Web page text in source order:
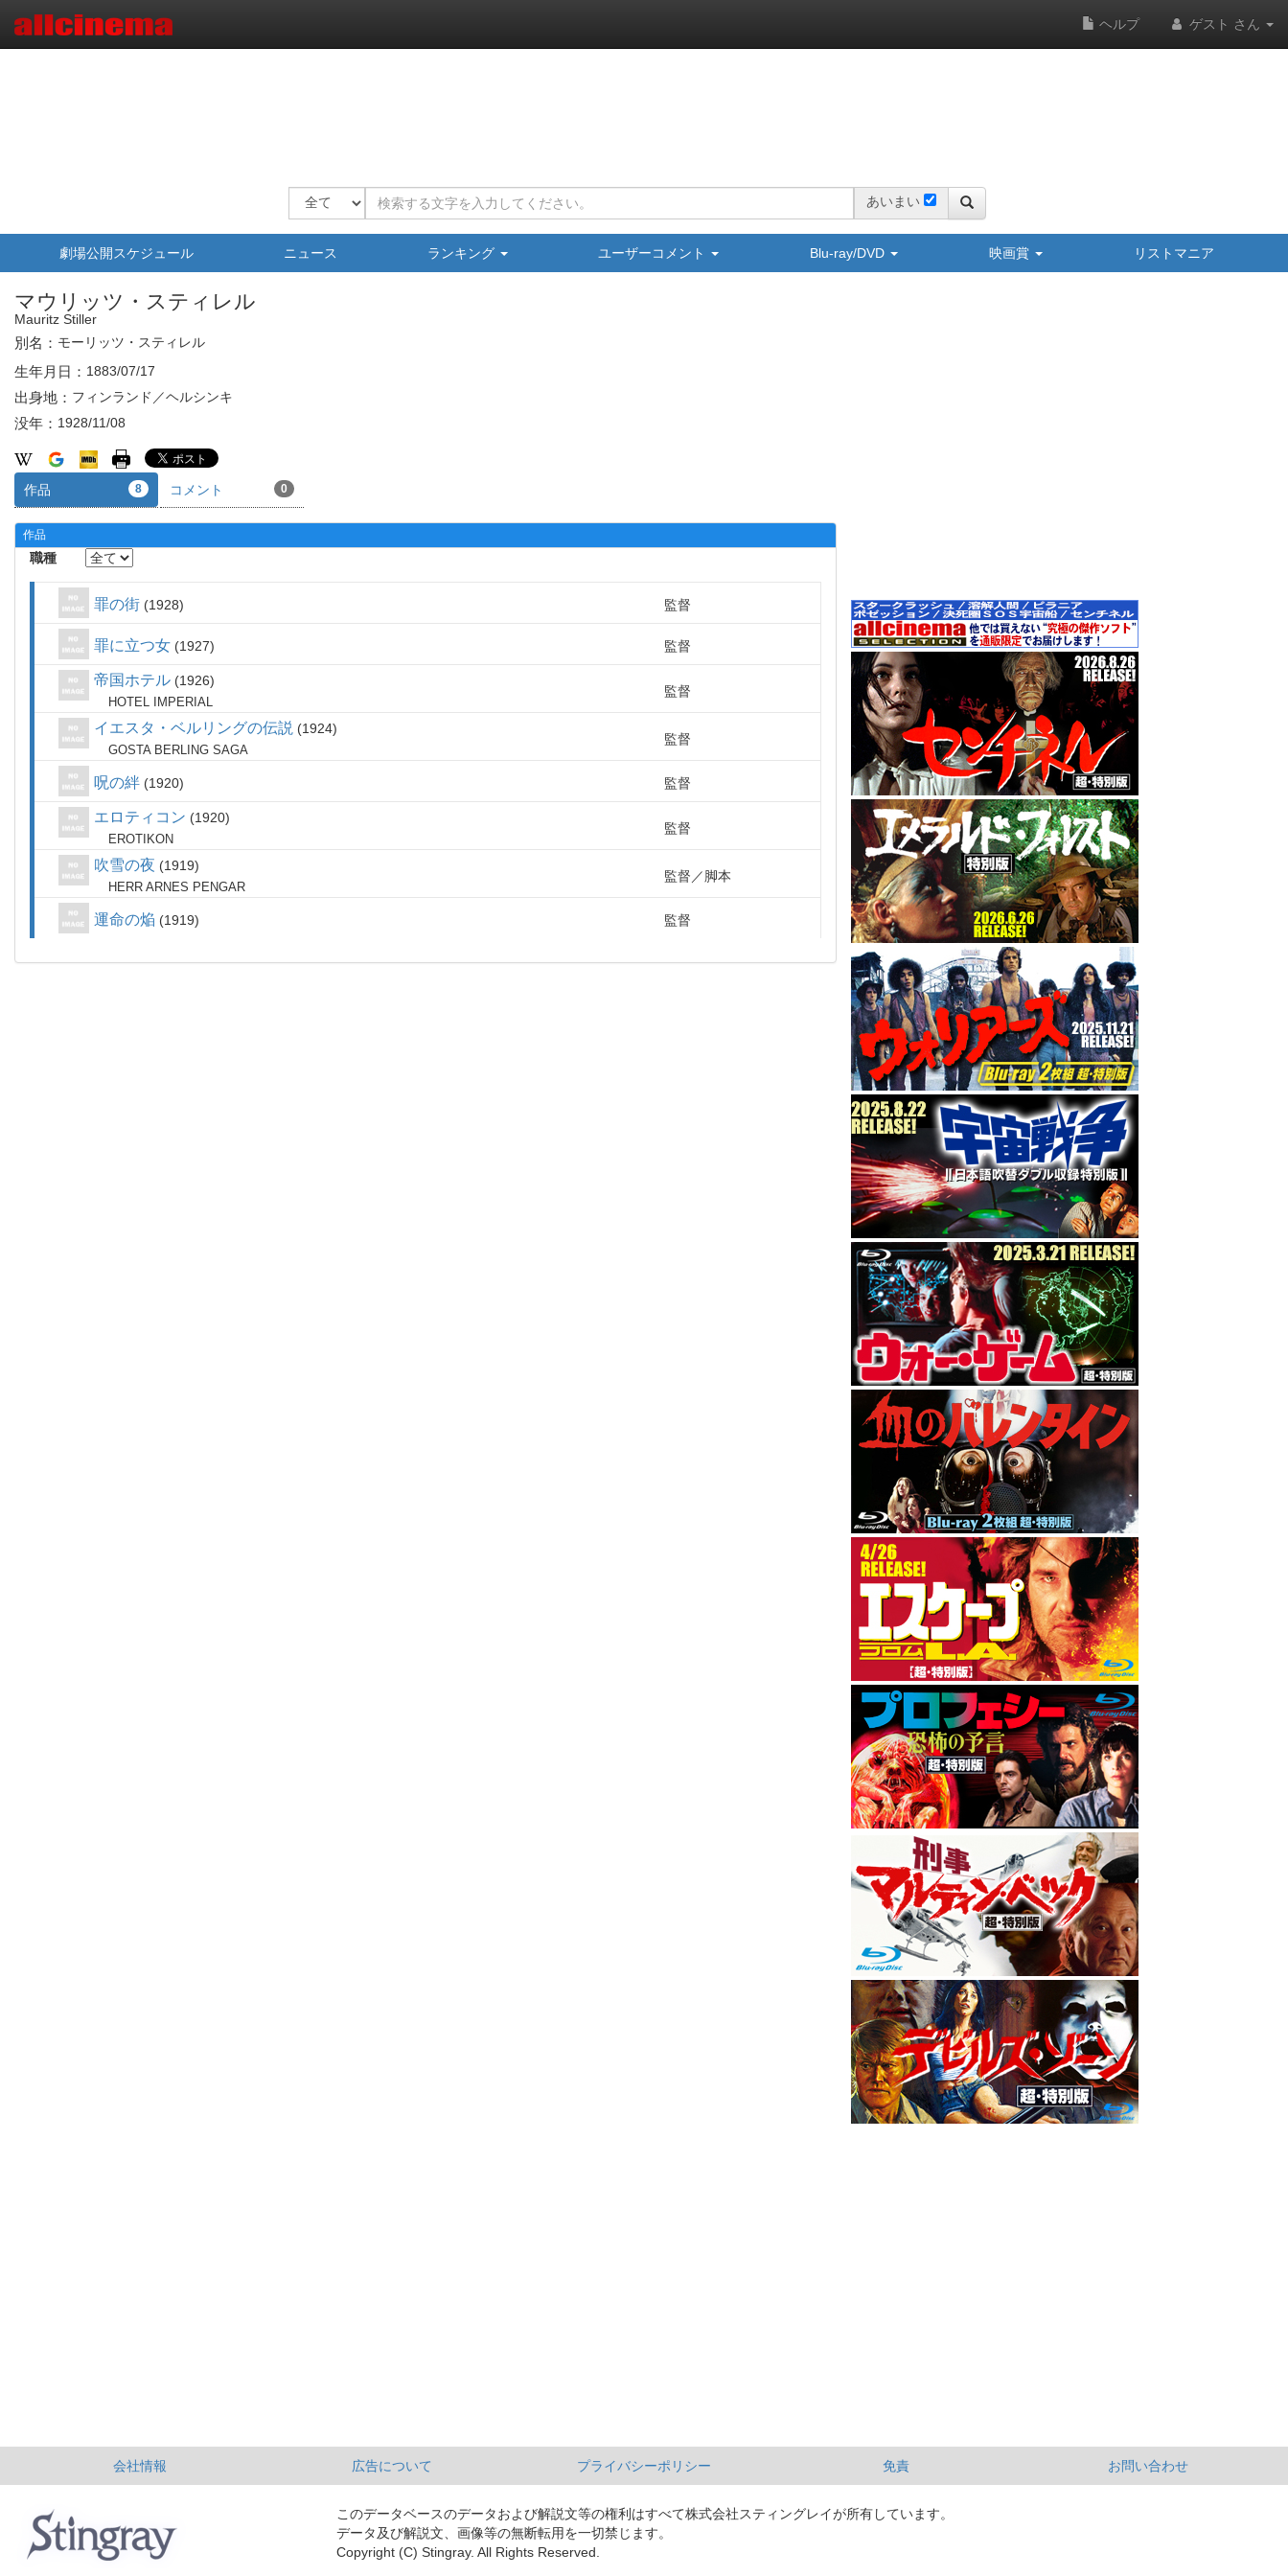
ヘルプ ゲスト さん
あいまい
劇場公開スケジュール ニュース ランキング ユーザーコメント Blu-ray/DVD 映画賞 リストマニア
マウリッツ・スティレル
Mauritz Stiller
別名： モーリッツ・スティレル
生年月日： 1883/07/17
出身地： フィンランド／ヘルシンキ
没年： 1928/11/08
作品 8 コメント 0
作品
職種
罪の街 1928 監督
罪に立つ女 1927 監督
帝国ホテル 1926
HOTEL IMPERIAL
監督
イエスタ・ベルリングの伝説 1924
GOSTA BERLING SAGA
監督
呪の絆 1920 監督
エロティコン 1920
EROTIKON
監督
吹雪の夜 1919
HERR ARNES PENGAR
監督 脚本
運命の焔 1919 監督
会社情報 広告について プライバシーポリシー 免責 お問い合わせ
このデータベースのデータおよび解説文等の権利はすべて株式会社スティングレイが所有しています。
データ及び解説文、画像等の無断転用を一切禁じます。
Copyright (C) Stingray. All Rights Reserved.